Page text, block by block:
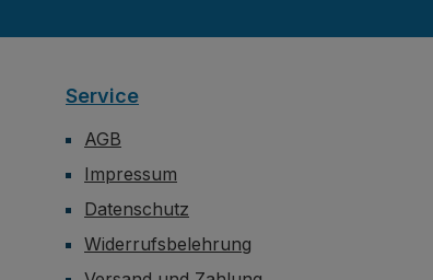
Service
AGB
Impressum
Datenschutz
Widerrufsbelehrung